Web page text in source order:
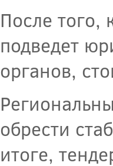
После того,
подведет
органов,
обрести
итоге,